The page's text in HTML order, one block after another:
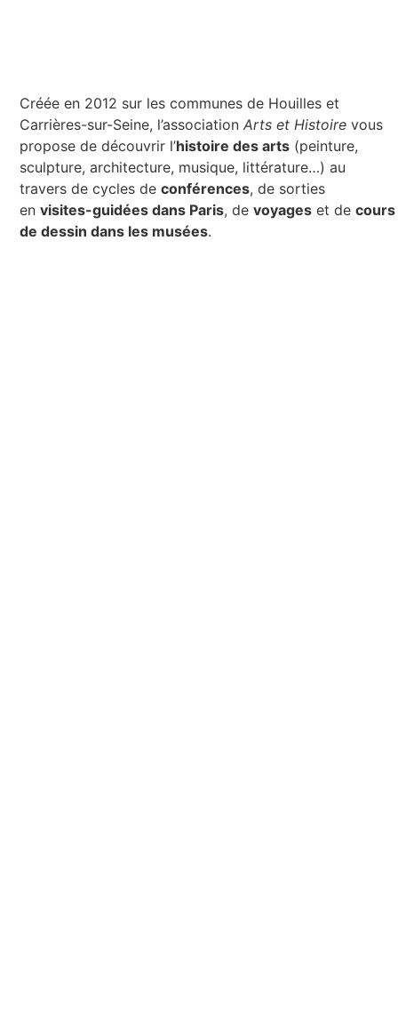
Créée en 2012 sur les communes de Houilles et
Carrières-sur-Seine, l’association Arts et Histoire vous
propose de découvrir l’histoire des arts (peinture,
sculpture, architecture, musique, littérature…) au
travers de cycles de conférences, de sorties
en visites-guidées dans Paris, de voyages et de cours
de dessin dans les musées.